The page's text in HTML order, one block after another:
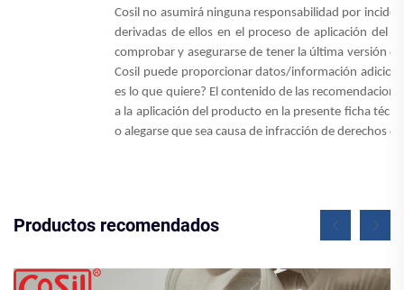
Cosil no asumirá ninguna responsabilidad por
derivadas de ellos en el proceso de aplicación del
comprobar y asegurarse de tener la última versión
Cosil puede proporcionar datos/información
es lo que quiere? El contenido de las
a la aplicación del producto en la presente ficha
o alegarse que sea causa de infracción de derechos
Productos recomendados